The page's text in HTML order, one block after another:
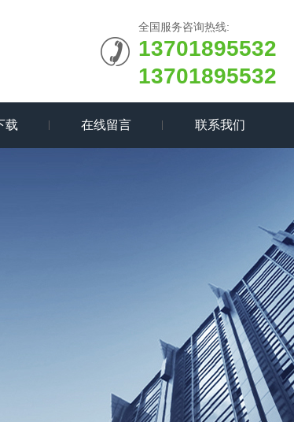
全国服务咨询热线:
13701895532
13701895532
载 在线留言 联系我们